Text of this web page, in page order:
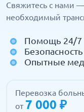
Свяжитесь с нами
необходимый
Помощь 24/7
Безопасность
Опытные
Перевозка
от 7 000 ₽